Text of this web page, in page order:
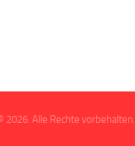
2026. Alle Rechte vorbehalten.